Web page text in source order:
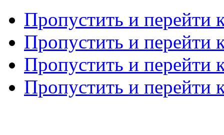
Пропустить и перейти
Пропустить и перейти
Пропустить и перейти
Пропустить и перейти